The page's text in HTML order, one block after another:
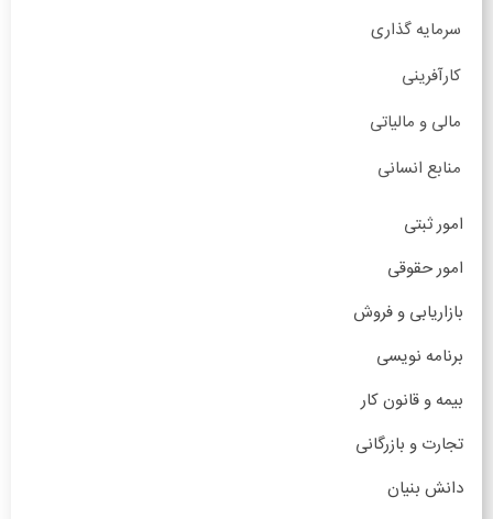
سرمایه گذاری
کارآفرینی
مالی و مالیاتی
منابع انسانی
امور ثبتی
امور حقوقی
بازاریابی و فروش
برنامه نویسی
بیمه و قانون کار
تجارت و بازرگانی
دانش بنیان